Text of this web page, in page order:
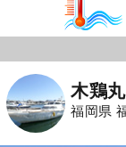
木鶏丸
福岡県